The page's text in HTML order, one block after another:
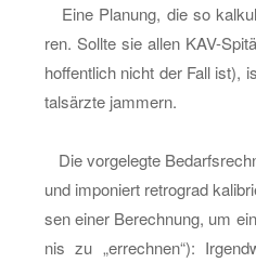
Eine Pla­nung, die so
ren. Soll­te sie allen KAV-
hof­fent­lich nicht der Fall ist),
tals­ärz­te jam­mern.
Die vor­ge­leg­te
und im­po­niert re­tro­grad
sen einer Be­rech­nung, um
nis zu „er­rech­nen“):